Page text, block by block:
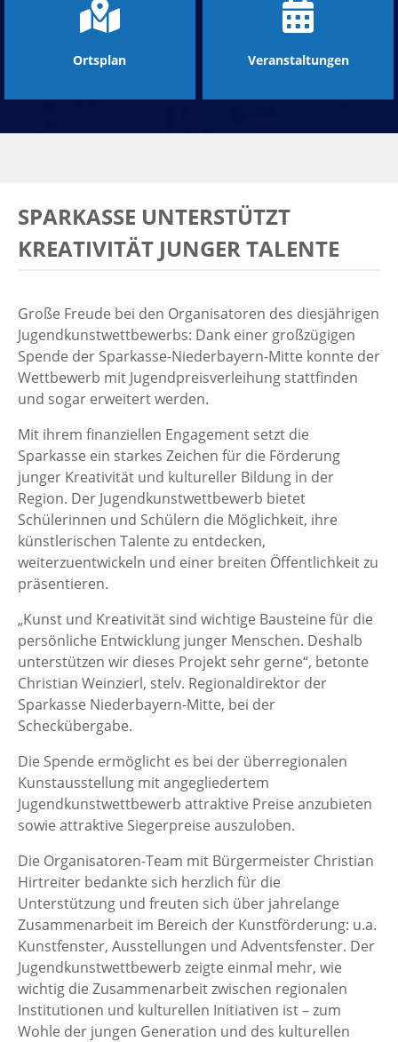
Ortsplan Veranstaltungen
SPARKASSE UNTERSTÜTZT
KREATIVITÄT JUNGER TALENTE
Große Freude bei den Organisatoren des diesjährigen
Jugendkunstwettbewerbs: Dank einer großzügigen
Spende der Sparkasse-Niederbayern-Mitte konnte der
Wettbewerb mit Jugendpreisverleihung stattfinden
und sogar erweitert werden.
Mit ihrem finanziellen Engagement setzt die
Sparkasse ein starkes Zeichen für die Förderung
junger Kreativität und kultureller Bildung in der
Region. Der Jugendkunstwettbewerb bietet
Schülerinnen und Schülern die Möglichkeit, ihre
künstlerischen Talente zu entdecken,
weiterzuentwickeln und einer breiten Öffentlichkeit zu
präsentieren.
„Kunst und Kreativität sind wichtige Bausteine für die
persönliche Entwicklung junger Menschen. Deshalb
unterstützen wir dieses Projekt sehr gerne“, betonte
Christian Weinzierl, stelv. Regionaldirektor der
Sparkasse Niederbayern-Mitte, bei der
Scheckübergabe.
Die Spende ermöglicht es bei der überregionalen
Kunstausstellung mit angegliedertem
Jugendkunstwettbewerb attraktive Preise anzubieten
sowie attraktive Siegerpreise auszuloben.
Die Organisatoren-Team mit Bürgermeister Christian
Hirtreiter bedankte sich herzlich für die
Unterstützung und freuten sich über jahrelange
Zusammenarbeit im Bereich der Kunstförderung: u.a.
Kunstfenster, Ausstellungen und Adventsfenster. Der
Jugendkunstwettbewerb zeigte einmal mehr, wie
wichtig die Zusammenarbeit zwischen regionalen
Institutionen und kulturellen Initiativen ist – zum
Wohle der jungen Generation und des kulturellen